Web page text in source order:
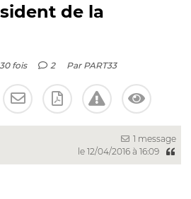
de la
fois 2 Par PART33
1 message
le 12/04/2016 à 16:09